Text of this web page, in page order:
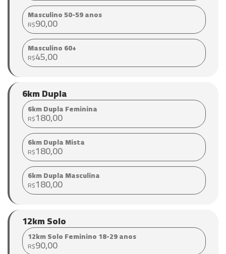
Masculino 50-59 anos
R$90,00
Masculino 60+
R$45,00
6km Dupla
6km Dupla Feminina
R$180,00
6km Dupla Mista
R$180,00
6km Dupla Masculina
R$180,00
12km Solo
12km Solo Feminino 18-29 anos
R$90,00